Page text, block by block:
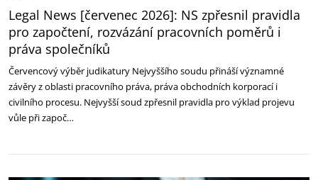
Legal News [červenec 2026]: NS zpřesnil pravidla
pro započtení, rozvázání pracovních poměrů i
práva společníků
Červencový výběr judikatury Nejvyššího soudu přináší významné
závěry z oblasti pracovního práva, práva obchodních korporací i
civilního procesu. Nejvyšší soud zpřesnil pravidla pro výklad projevu
vůle při započ…